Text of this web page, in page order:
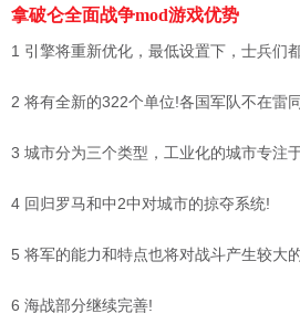
拿破仑全面战争mod游戏优势
1 引擎将重新优化，最低设置下，士兵们
2 将有全新的322个单位!各国军队不在雷
3 城市分为三个类型，工业化的城市专注
4 回归罗马和中2中对城市的掠夺系统!
5 将军的能力和特点也将对战斗产生较大
6 海战部分继续完善!